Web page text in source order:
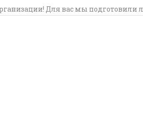
Для вас мы подготовили